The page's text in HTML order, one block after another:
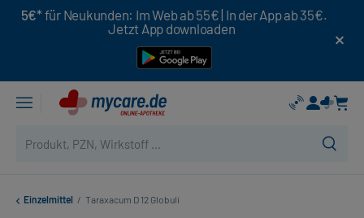
5€* für Neukunden: Im Web ab 55€ | In der App ab 35€.
Jetzt App downloaden
Einzelmittel / Taraxacum D 12 Globuli